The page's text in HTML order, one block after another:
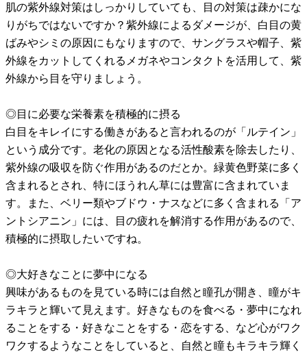
肌の紫外線対策はしっかりしていても、目の対策は疎かにな
りがちではないですか？紫外線によるダメージが、白目の黄
ばみやシミの原因にもなりますので、サングラスや帽子、紫
外線をカットしてくれるメガネやコンタクトを活用して、紫
外線から目を守りましょう。
◎目に必要な栄養素を積極的に摂る
白目をキレイにする働きがあると言われるのが「ルテイン」
という成分です。老化の原因となる活性酸素を除去したり、
紫外線の吸収を防ぐ作用があるのだとか。緑黄色野菜に多く
含まれるとされ、特にほうれん草には豊富に含まれていま
す。また、ベリー類やブドウ・ナスなどに多く含まれる「ア
ントシアニン」には、目の疲れを解消する作用があるので、
積極的に摂取したいですね。
◎大好きなことに夢中になる
興味があるものを見ている時には自然と瞳孔が開き、瞳がキ
ラキラと輝いて見えます。好きなものを食べる・夢中になれ
ることをする・好きなことをする・恋をする、など心がワク
ワクするようなことをしていると、自然と瞳もキラキラ輝く